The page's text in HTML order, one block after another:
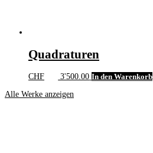
Quadraturen
CHF 3'500.00 In den Warenkorb
Alle Werke anzeigen